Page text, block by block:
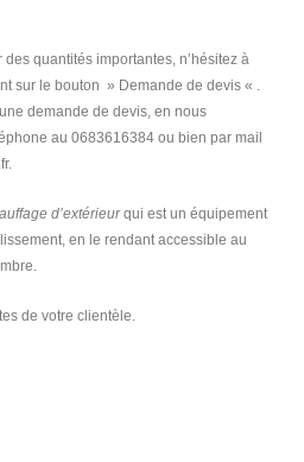
quantités importantes, n’hésitez à
sur le bouton » Demande de devis « .
demande de devis, en nous
au 0683616384 ou bien par mail
d’extérieurqui est un équipement
en le rendant accessible au
de votre clientèle.